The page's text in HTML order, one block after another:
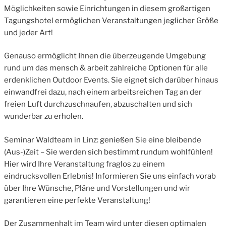
Möglichkeiten sowie Einrichtungen in diesem großartigen
Tagungshotel ermöglichen Veranstaltungen jeglicher Größe
und jeder Art!
Genauso ermöglicht Ihnen die überzeugende Umgebung
rund um das mensch & arbeit zahlreiche Optionen für alle
erdenklichen Outdoor Events. Sie eignet sich darüber hinaus
einwandfrei dazu, nach einem arbeitsreichen Tag an der
freien Luft durchzuschnaufen, abzuschalten und sich
wunderbar zu erholen.
Seminar Waldteam in Linz: genießen Sie eine bleibende
(Aus-)Zeit – Sie werden sich bestimmt rundum wohlfühlen!
Hier wird Ihre Veranstaltung fraglos zu einem
eindrucksvollen Erlebnis! Informieren Sie uns einfach vorab
über Ihre Wünsche, Pläne und Vorstellungen und wir
garantieren eine perfekte Veranstaltung!
Der Zusammenhalt im Team wird unter diesen optimalen